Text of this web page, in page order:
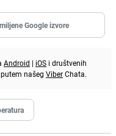
Google izvore
Android | iOS i društvenih
našeg ViberChata.